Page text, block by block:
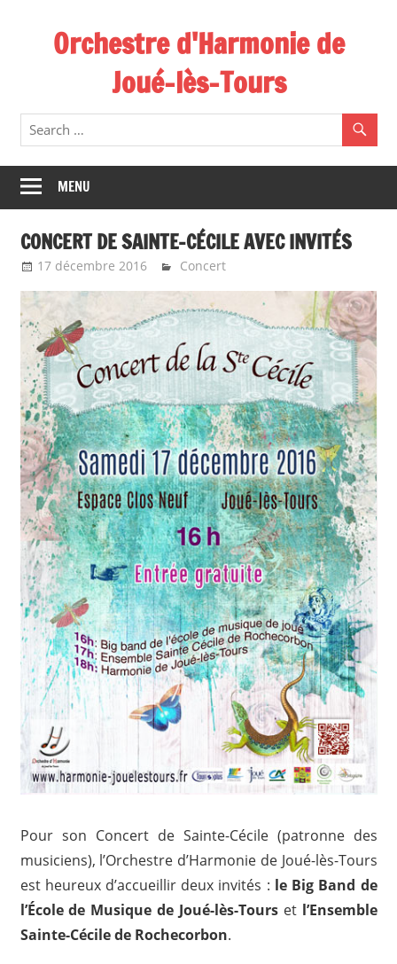
Orchestre d'Harmonie de
Joué-lès-Tours
MENU
CONCERT DE SAINTE-CÉCILE AVEC INVITÉS
17 décembre 2016 Emeline Design
Concert
Pour son Concert de Sainte-Cécile (patronne des
musiciens), l’Orchestre d’Harmonie de Joué-lès-Tours
est heureux d’accueillir deux invités : le Big Band de
l’École de Musique de Joué-lès-Tourset l’Ensemble
Sainte-Cécile de Rochecorbon.